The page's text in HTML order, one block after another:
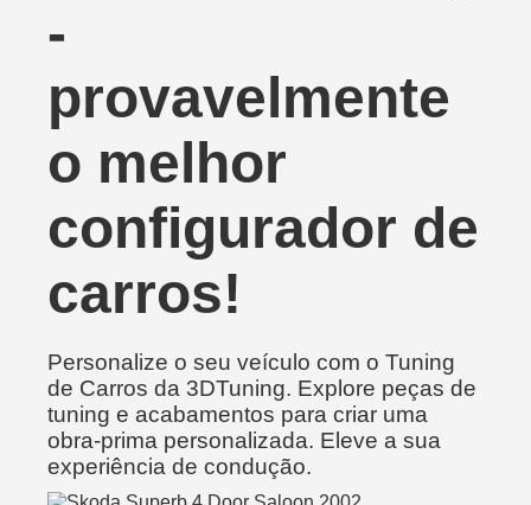
-
provavelmente
o melhor
configurador de
carros!
Personalize o seu veículo com o Tuning
de Carros da 3DTuning. Explore peças de
tuning e acabamentos para criar uma
obra-prima personalizada. Eleve a sua
experiência de condução.